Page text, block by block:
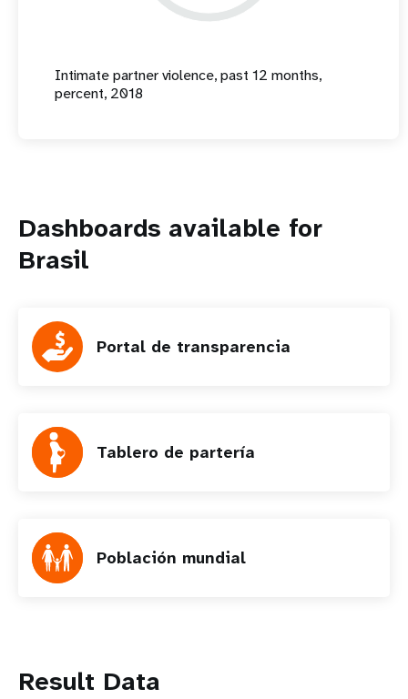
Intimate partner violence, past 12 months,
percent, 2018
Dashboards available for
Brasil
Portal de transparencia
Tablero de partería
Población mundial
Result Data